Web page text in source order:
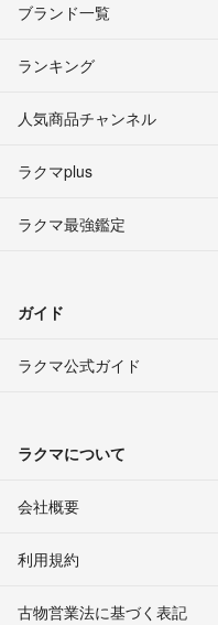
ブランド一覧
ランキング
人気商品チャンネル
ラクマplus
ラクマ最強鑑定
ガイド
ラクマ公式ガイド
ラクマについて
会社概要
利用規約
古物営業法に基づく表記